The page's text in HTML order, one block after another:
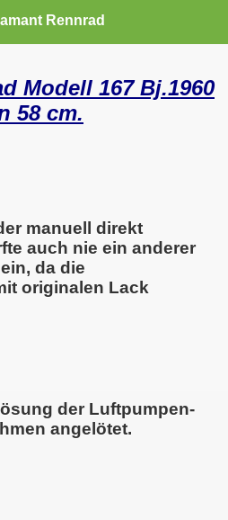
Rennrad
Modell 167 Bj.1960
58 cm.
manuell direkt
auch nie ein anderer
da die
originalen Lack
der Luftpumpen-
angelötet.